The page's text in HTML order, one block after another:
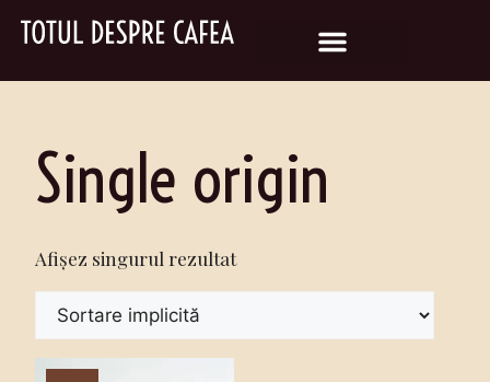
Single origin
Afișez singurul rezultat